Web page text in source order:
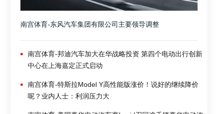
南宫体育-东风汽车集团有限公司主要领导调整
南宫体育-邦迪汽车加大在华战略投资 第四个电动出行创新
中心在上海嘉定正式启动
南宫体育-特斯拉Model Y高性能版涨价！说好的继续降价
呢？业内人士：利润压力大